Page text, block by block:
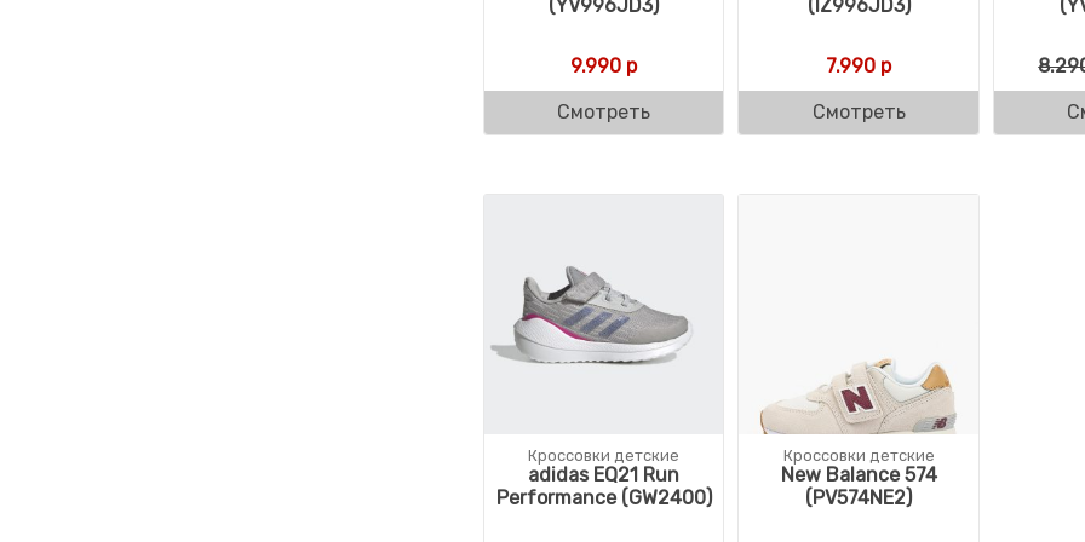
(YV996JD3)
9.990 р
Смотреть
(IZ996JD3)
7.990 р
Смотреть
Кроссовки детские
adidas EQ21 Run
Performance (GW2400)
Кроссовки детские
New Balance 574
(PV574NE2)